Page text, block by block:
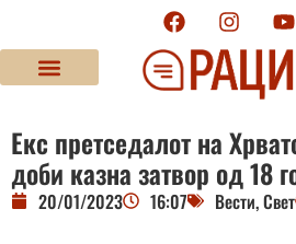
Екс претседалот на
доби казна затвор од 18
20/01/2023 16:07 Вести,Свет